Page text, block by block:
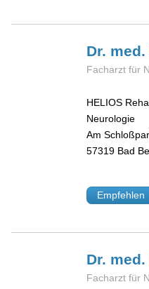
Dr.
Facharzt für
HELIOS
Neurologie
Am
57319 Bad
Empfehlen
Dr.
Facharzt für